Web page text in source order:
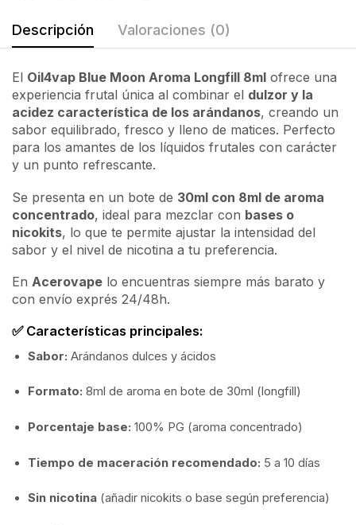
Descripción Valoraciones (0)
El Oil4vap Blue Moon Aroma Longfill 8ml ofrece una
experiencia frutal única al combinar el dulzor y la
acidez característica de los arándanos, creando un
sabor equilibrado, fresco y lleno de matices. Perfecto
para los amantes de los líquidos frutales con carácter
y un punto refrescante.
Se presenta en un bote de 30ml con 8ml de aroma
concentrado, ideal para mezclar con bases o
nicokits, lo que te permite ajustar la intensidad del
sabor y el nivel de nicotina a tu preferencia.
En Acerovape lo encuentras siempre más barato y
con envío exprés 24/48h.
✅ Características principales:
Sabor: Arándanos dulces y ácidos
Formato: 8ml de aroma en bote de 30ml (longfill)
Porcentaje base: 100% PG (aroma concentrado)
Tiempo de maceración recomendado: 5 a 10 días
Sin nicotina (añadir nicokits o base según preferencia)